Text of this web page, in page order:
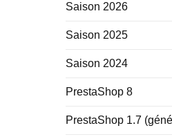
Saison 2026
Saison 2025
Saison 2024
PrestaShop 8
PrestaShop 1.7